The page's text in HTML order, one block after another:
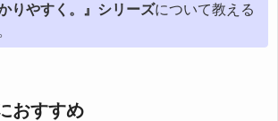
りやすく。』シリーズについて教える
おすすめ